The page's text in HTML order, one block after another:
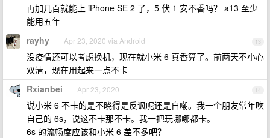
再加几百就能上 iPhone SE 2 了，5 伏 1 安不香吗？ a13 至少
能用五年
13
rayhy Apr 23, 2020 via Android
没疫情还可以考虑换机，现在就小米 6 真香算了。前两天不小心
双清，现在用起来一点不卡
14
Rxianbei Apr 23, 2020
说小米 6 不卡的是不晓得是反讽呢还是自嘲。我一个朋友常年吹
自己的 6s，说这不卡那不卡。我一把玩哪哪都卡。
6s 的流畅度应该和小米 6 差不多吧？